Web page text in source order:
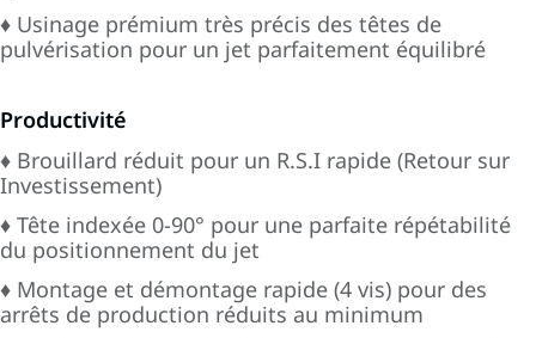
♦ Usinage prémium très précis des têtes de
pulvérisation pour un jet parfaitement équilibré
Productivité
♦ Brouillard réduit pour un R.S.I rapide (Retour sur
Investissement)
♦ Tête indexée 0-90° pour une parfaite répétabilité
du positionnement du jet
♦ Montage et démontage rapide (4 vis) pour des
arrêts de production réduits au minimum